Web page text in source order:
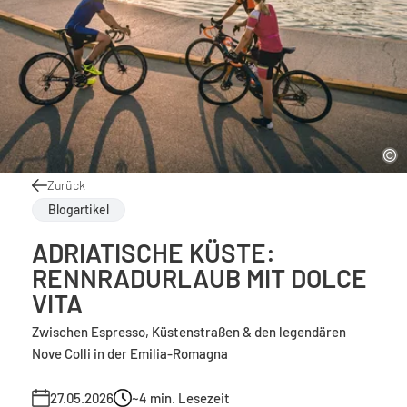
Zurück
Blogartikel
ADRIATISCHE KÜSTE:
RENNRADURLAUB MIT DOLCE
VITA
Zwischen Espresso, Küstenstraßen & den legendären
Nove Colli in der Emilia-Romagna
27.05.2026 ~4 min. Lesezeit